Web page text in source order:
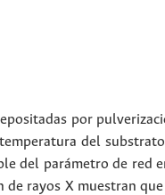
por
del
del parámetro de red
de rayos X muestran